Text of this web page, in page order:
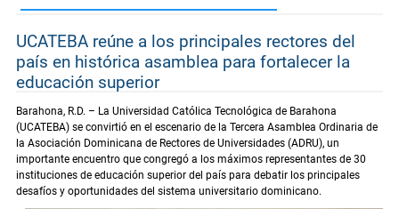
UCATEBA reúne a los principales rectores del
país en histórica asamblea para fortalecer la
educación superior
Barahona, R.D. – La Universidad Católica Tecnológica de Barahona
(UCATEBA) se convirtió en el escenario de la Tercera Asamblea Ordinaria de
la Asociación Dominicana de Rectores de Universidades (ADRU), un
importante encuentro que congregó a los máximos representantes de 30
instituciones de educación superior del país para debatir los principales
desafíos y oportunidades del sistema universitario dominicano.